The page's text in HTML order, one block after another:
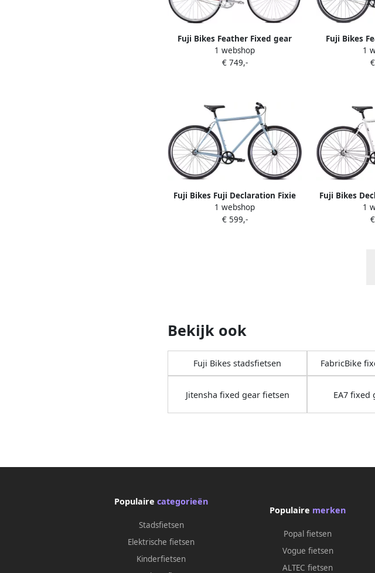
Fuji Bikes Feather Fixed gear
Singlespeed fiets Brick Red
1 webshop
€ 749,-
Fuji Bikes
1
Fuji Bikes Fuji Declaration Fixie
Fiets Blauw
1 webshop
€ 599,-
Fuji Bikes
1
Bekijk ook
Fuji Bikes stadsfietsen FabricBike
Jitensha fixed gear fietsen EA7 fixed
Populairecategorieën
Stadsfietsen
Elektrische fietsen
Kinderfietsen
Populaire merken
Popal fietsen
Vogue fietsen
ALTEC fietsen